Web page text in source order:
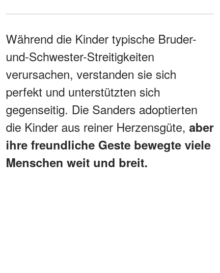
Während die Kinder typische Bruder-
und-Schwester-Streitigkeiten
verursachen, verstanden sie sich
perfekt und unterstützten sich
gegenseitig. Die Sanders adoptierten
die Kinder aus reiner Herzensgüte, aber
ihre freundliche Geste bewegte viele
Menschen weit und breit.